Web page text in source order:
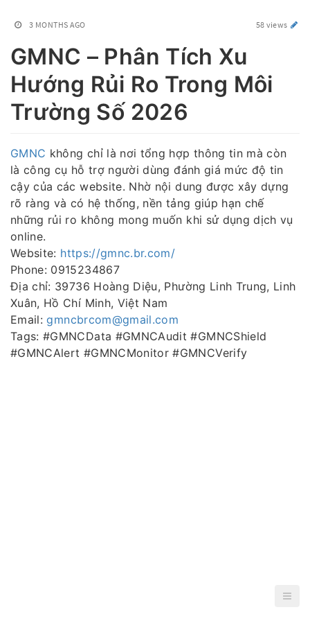
3 MONTHS AGO 58 views
GMNC – Phân Tích Xu
Hướng Rủi Ro Trong Môi
Trường Số 2026
GMNC không chỉ là nơi tổng hợp thông tin mà còn
là công cụ hỗ trợ người dùng đánh giá mức độ tin
cậy của các website. Nhờ nội dung được xây dựng
rõ ràng và có hệ thống, nền tảng giúp hạn chế
những rủi ro không mong muốn khi sử dụng dịch vụ
online.
Website: https://gmnc.br.com/
Phone: 0915234867
Địa chỉ: 39736 Hoàng Diệu, Phường Linh Trung, Linh
Xuân, Hồ Chí Minh, Việt Nam
Email:gmncbrcom@gmail.com
Tags: #GMNCData #GMNCAudit #GMNCShield
#GMNCAlert #GMNCMonitor #GMNCVerify